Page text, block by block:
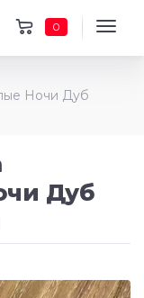
0
Ночи Дуб
Дуб